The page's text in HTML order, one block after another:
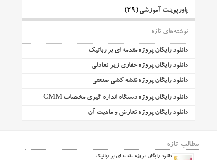
پاورپوینت آموزشی (29)
نوشته‌های تازه
دانلود رایگان پروژه مقدمه ای بر رباتیک
دانلود رایگان پروژه حفاری زیر تعادلی
دانلود رایگان پروژه نقشه کشی صنعتی
دانلود رایگان پروژه دستگاه اندازه گیری مختصات CMM
دانلود رایگان پروژه تعارض و ماهیت آن
مطالب تازه
دانلود رایگان پروژه مقدمه ای بر رباتیک